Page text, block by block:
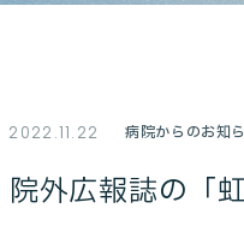
2022.11.22 病院からのお知
院外広報誌の「